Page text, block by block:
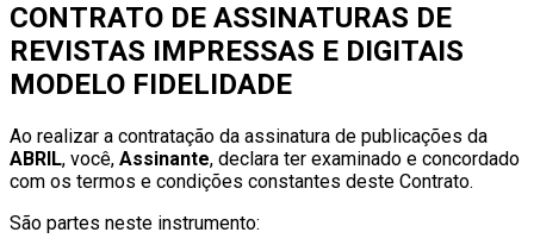
CONTRATO DE ASSINATURAS DE
REVISTAS IMPRESSAS E DIGITAIS
MODELO FIDELIDADE
Ao realizar a contratação da assinatura de publicações da
ABRIL, você, Assinante, declara ter examinado e concordado
com os termos e condições constantes deste Contrato.
São partes neste instrumento: